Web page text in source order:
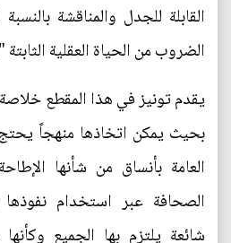
القابلة للجدل والمناقشة
الضروب من الحياة العقلية الثابتة
يقدم تونيز في هذا المقطع خلاصة
بحيث يمكن اتخاذها منهجاً
العامة بأنساق من شأنها
الصحافة عبر استخدام
شائعة يلتزم بها الجميع